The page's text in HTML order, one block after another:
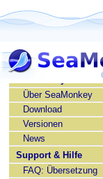
SeaMonkey deutsch
Über SeaMonkey
Download
Versionen
News
Support & Hilfe
FAQ: Übersetzung